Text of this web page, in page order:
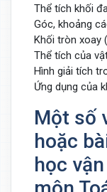
Thể tích khối
Góc, khoảng
Khối tròn xoay
Thể tích của
Hình giải tích
Ứng dụng của
Một số
hoặc
học